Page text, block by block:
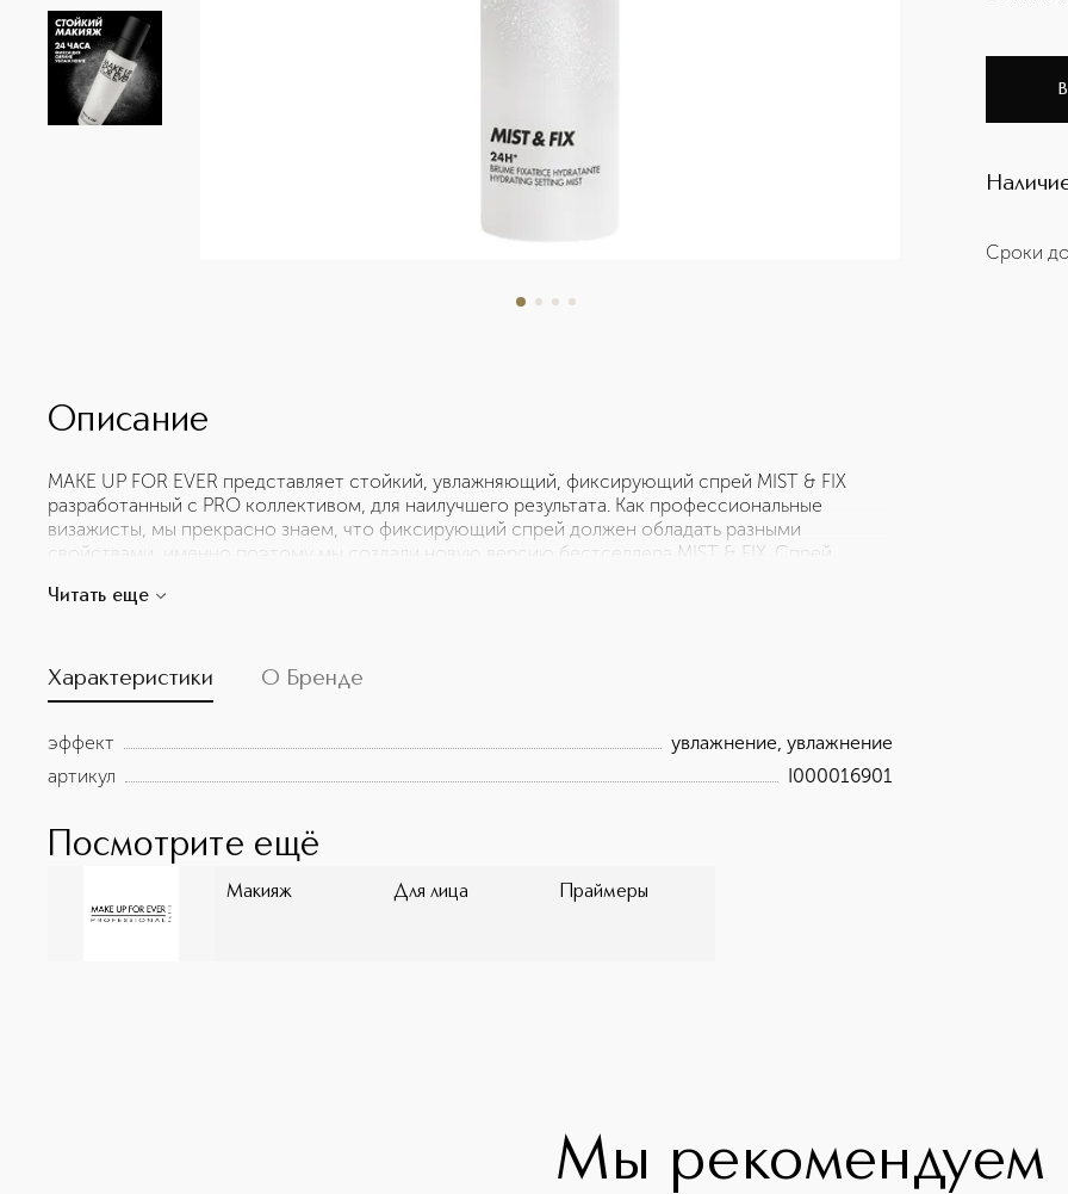
Сроки
Описание
MAKE UP FOR EVER представляет стойкий, увлажняющий, фиксирующий спрей MIST & FIX
разработанный с PRO коллективом, для наилучшего результата. Как профессиональные
визажисты, мы прекрасно знаем, что фиксирующий спрей должен обладать разными
свойствами, именно поэтому мы создали новую версию бестселлера MIST & FIX. Спрей
ощути его силу! MIST & FIX фиксируют макияж на 24 часа и идеально подходит нормальной и
состоит из натуральных ингредиентов, а его упаковка является перерабатываемой
Читать еще
Характеристики О Бренде
эффект
увлажнение, увлажнение
артикул
I000016901
Посмотрите ещё
Макияж Для лица Праймеры
Мы рекомендуем